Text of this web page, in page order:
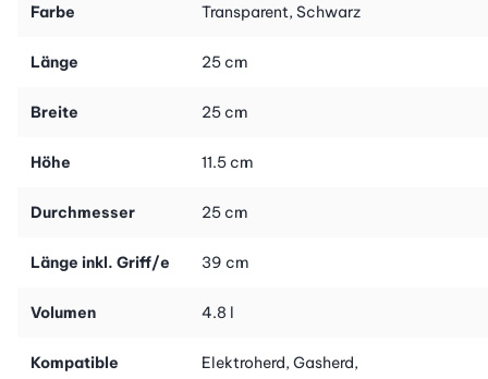
Farbe Transparent, Schwarz
Länge 25 cm
Breite 25 cm
Höhe 11.5 cm
Durchmesser 25 cm
Länge inkl. Griff/e 39 cm
Volumen 4.8 l
Kompatible
Elektroherd, Gasherd,